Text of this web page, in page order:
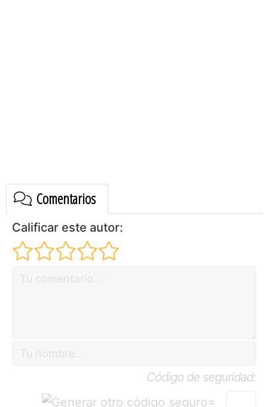
Comentarios
Calificar este autor:
Código de seguridad:
=